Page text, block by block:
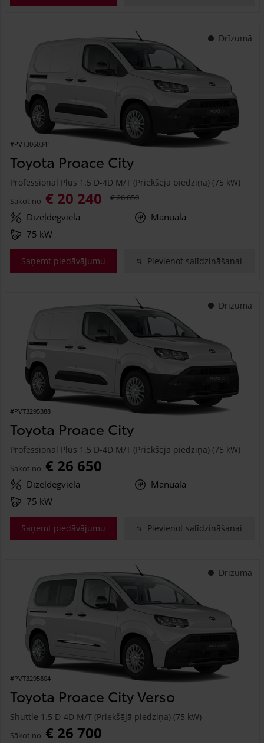
Drīzumā
#PVT3060341
Toyota Proace City
Professional Plus 1.5 D-4D M/T (Priekšējā piedziņa) (75 kW)
Sākot no € 20 240 € 26 650
Dīzeļdegviela
Manuālā
75 kW
Saņemt piedāvājumu Pievienot salīdzināšanai
Drīzumā
#PVT3295388
Toyota Proace City
Professional Plus 1.5 D-4D M/T (Priekšējā piedziņa) (75 kW)
Sākot no € 26 650
Dīzeļdegviela
Manuālā
75 kW
Saņemt piedāvājumu Pievienot salīdzināšanai
Drīzumā
#PVT3295804
Toyota Proace City Verso
Shuttle 1.5 D-4D M/T (Priekšējā piedziņa) (75 kW)
Sākot no € 26 700